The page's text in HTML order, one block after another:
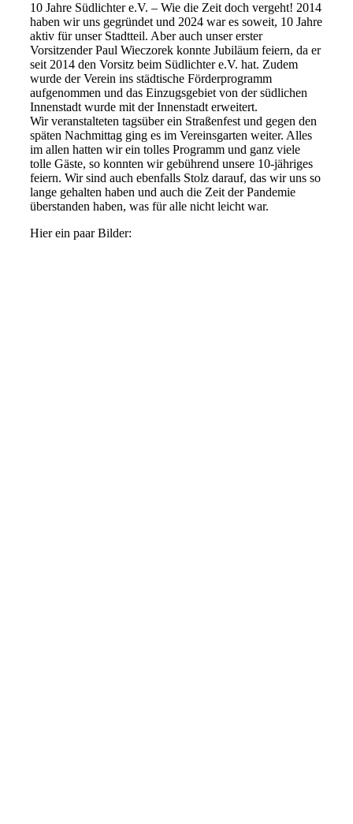
10 Jahre Südlichter e.V. – Wie die Zeit doch vergeht! 2014
haben wir uns gegründet und 2024 war es soweit, 10 Jahre
aktiv für unser Stadtteil. Aber auch unser erster
Vorsitzender Paul Wieczorek konnte Jubiläum feiern, da er
seit 2014 den Vorsitz beim Südlichter e.V. hat. Zudem
wurde der Verein ins städtische Förderprogramm
aufgenommen und das Einzugsgebiet von der südlichen
Innenstadt wurde mit der Innenstadt erweitert.
Wir veranstalteten tagsüber ein Straßenfest und gegen den
späten Nachmittag ging es im Vereinsgarten weiter. Alles
im allen hatten wir ein tolles Programm und ganz viele
tolle Gäste, so konnten wir gebührend unsere 10-jähriges
feiern. Wir sind auch ebenfalls Stolz darauf, das wir uns so
lange gehalten haben und auch die Zeit der Pandemie
überstanden haben, was für alle nicht leicht war.
Hier ein paar Bilder: